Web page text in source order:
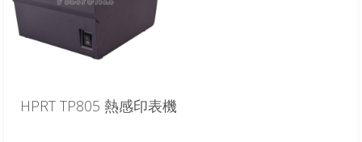
HPRT TP805 熱感印表機